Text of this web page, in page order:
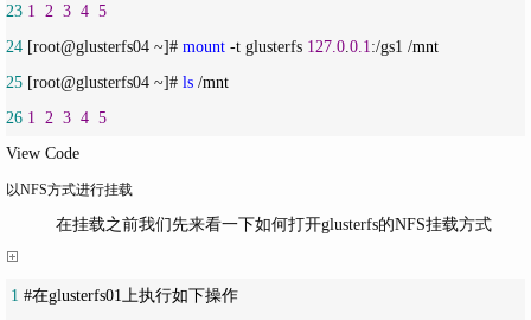
23 1 2 3 4 5
24 [root@glusterfs04 ~]# mount -t glusterfs 127.0 0.1 :/gs1 /
25 [root@glusterfs04 ~]# ls /
26 1 2 3 4 5
View Code
以NFS方式进行挂载
在挂载之前我们先来看一下如何打开glusterfs的NFS挂载方式
1